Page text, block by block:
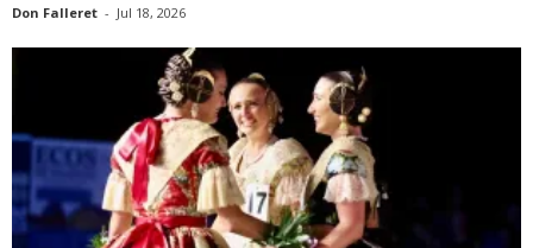
Don Falleret - Jul 18, 2026